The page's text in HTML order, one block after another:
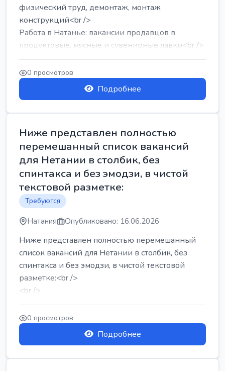
физический труд, демонтаж, монтаж
конструкций<br />
Работа в Натанье: вакансии продавцов в
продуктовые, мясные и сувенирные лавки<br />
Разнорабочий на сборку м...
0 просмотров
Подробнее
Ниже представлен полностью
перемешанный список вакансий
для Нетании в столбик, без
спинтакса и без эмодзи, в чистой
текстовой разметке:
Требуются
Натания Опубликовано: 16.06.2026
Ниже представлен полностью перемешанный
список вакансий для Нетании в столбик, без
спинтакса и без эмодзи, в чистой текстовой
разметке:<br />
<br />
Работа в Нетании на мебельном производстве:
требу...
0 просмотров
Подробнее